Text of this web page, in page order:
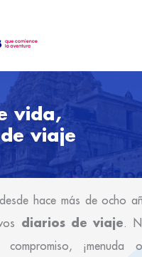
vida,
viaje
hace más de ocho
diarios de viaje.
¡menuda